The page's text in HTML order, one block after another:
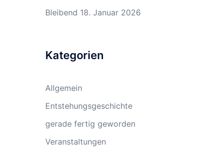
Bleibend 18. Januar 2026
Kategorien
Allgemein
Entstehungsgeschichte
gerade fertig geworden
Veranstaltungen